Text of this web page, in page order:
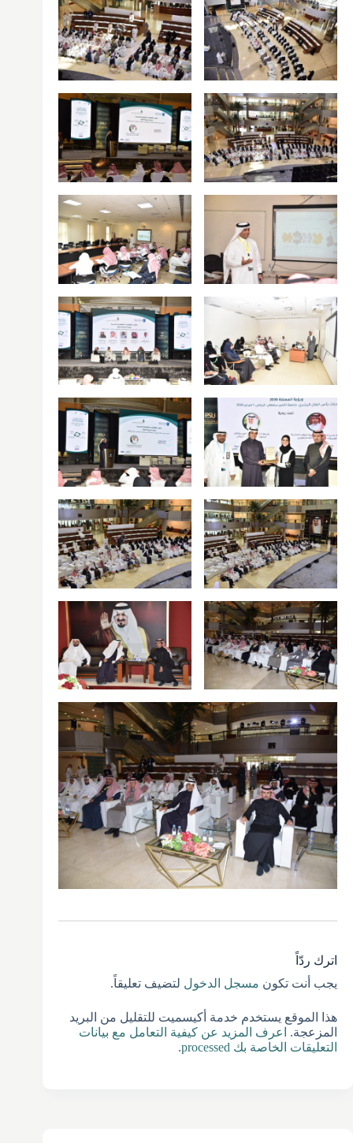
اترك ردّاً
يجب أنت تكون مسجل الدخول لتضيف تعليقاً.
هذا الموقع يستخدم خدمة أكيسميت للتقليل من البريد
المزعجة.
اعرف المزيد عن كيفية التعامل مع بيانات
التعليقات الخاصة بك processed
.